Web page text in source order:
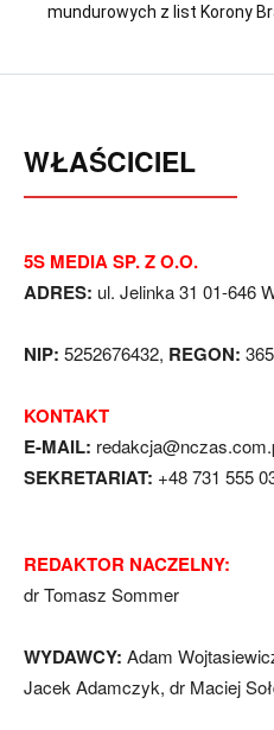
mundurowych z list Korony
WŁAŚCICIEL
5S MEDIA SP. Z O.O.
ADRES: ul. Jelinka 31 01-646
NIP: 5252676432, REGON:
KONTAKT
E-MAIL:
SEKRETARIAT: +48 731 555
REDAKTOR NACZELNY:
dr Tomasz Sommer
WYDAWCY: Adam
Jacek Adamczyk, dr Maciej